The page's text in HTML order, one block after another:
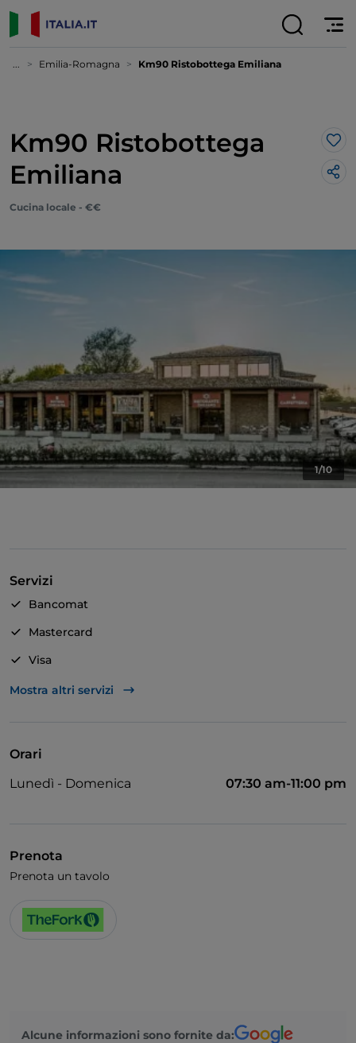
... Emilia-Romagna Km90 Ristobottega Emiliana
Km90 Ristobottega
Emiliana
Cucina locale - €€
1/10
Servizi
Bancomat
Mastercard
Visa
Accesso disabili
Wi-Fi
Mostra altri servizi
Orari
Lunedì - Domenica
07:30 am-11:00 pm
Prenota
Prenota un tavolo
Alcune informazioni sono fornite da: